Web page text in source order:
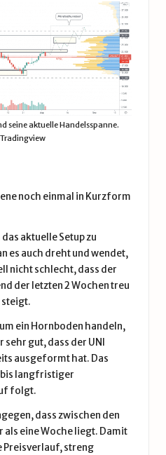
seine aktuelle Handelsspanne.
noch einmal in Kurzform
aktuelle Setup zu
es auch dreht und wendet,
nicht schlecht, dass der
der letzten 2 Wochen treu
steigt.
ein Hornboden handeln,
gut, dass der UNI
ausgeformt hat. Das
langfristiger
folgt.
dass zwischen den
eine Woche liegt. Damit
Preisverlauf, streng